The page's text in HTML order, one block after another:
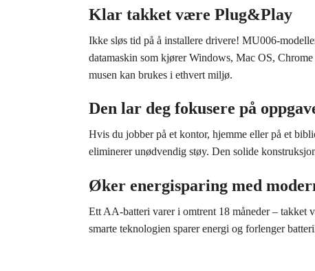
Klar takket være Plug&Play
Ikke sløs tid på å installere drivere! MU006-
datamaskin som kjører Windows, Mac OS,
musen kan brukes i ethvert miljø.
Den lar deg fokusere på
Hvis du jobber på et kontor, hjemme eller på et
eliminerer unødvendig støy. Den solide
Øker energisparing med
Ett AA-batteri varer i omtrent 18 måneder – takket
smarte teknologien sparer energi og forlenger